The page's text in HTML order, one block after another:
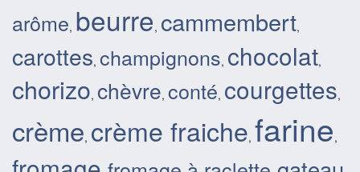
arôme, beurre, cammembert,
carottes, champignons, chocolat,
chorizo, chèvre, conté, courgettes,
crème, crème fraiche, farine,